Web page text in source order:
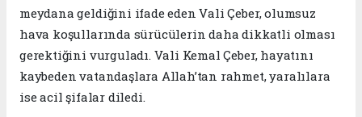
meydana geldiğini ifade eden Vali Çeber, olumsuz
hava koşullarında sürücülerin daha dikkatli olması
gerektiğini vurguladı. Vali Kemal Çeber, hayatını
kaybeden vatandaşlara Allah’tan rahmet, yaralılara
ise acil şifalar diledi.